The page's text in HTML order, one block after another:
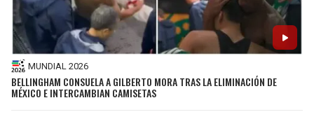
MUNDIAL 2026
BELLINGHAM CONSUELA A GILBERTO MORA TRAS LA ELIMINACIÓN DE
MÉXICO E INTERCAMBIAN CAMISETAS